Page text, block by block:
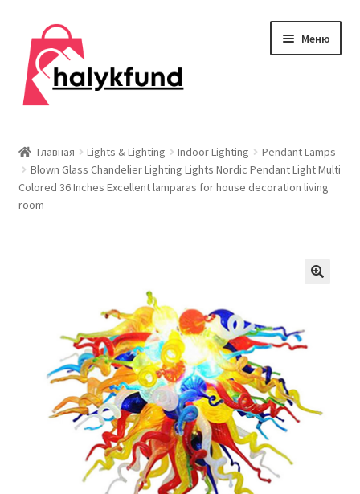
Перейти
навигации
Перейти
содержимому
Меню
меню
Главная
Одежда
Публикации
Главная Lights & Lighting Indoor Lighting
Pendant Lamps
Blown Glass Chandelier Lighting Lights Nordic Pendant Light Multi
Colored 36 Inches Excellent lamparas for house decoration living
room